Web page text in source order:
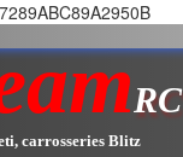
RC
carrosseries Blitz